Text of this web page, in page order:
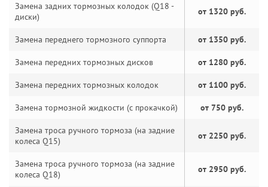
Замена задних тормозных колодок (Q18 -
диски)
от 1320 руб.
Замена переднего тормозного суппорта от 1350 руб.
Замена передних тормозных дисков от 1280 руб.
Замена передних тормозных колодок от 1100 руб.
Замена тормозной жидкости (с прокачкой) от 750 руб.
Замена троса ручного тормоза (на задние
колеса Q15)
от 2250 руб.
Замена троса ручного тормоза (на задние
колеса Q18)
от 2950 руб.